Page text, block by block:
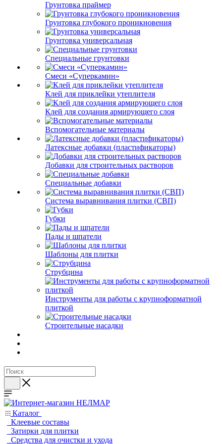
Грунтовка праймер
Грунтовка глубокого проникновения
Грунтовка универсальная
Специальные грунтовки
Смеси «Суперкамин»
Клей для приклейки утеплителя
Клей для создания армирующего слоя
Вспомогательные материалы
Латексные добавки (пластификаторы)
Добавки для строительных растворов
Специальные добавки
Система выравнивания плитки (СВП)
Губки
Пады и шпатели
Шаблоны для плитки
Струбцина
Инструменты для работы с крупноформатной
плиткой
Строительные насадки
Каталог
Клеевые составы
Затирки для плитки
Средства для очистки и ухода